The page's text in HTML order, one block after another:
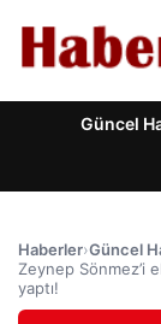
Güncel
Haberler›Güncel
Zeynep Sönmez’i
yaptı!